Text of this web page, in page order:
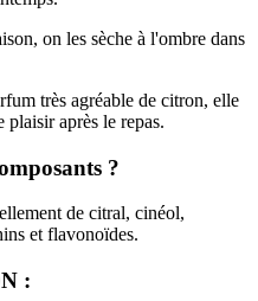
on les sèche à l'ombre dans
très agréable de citron, elle
plaisir après le repas.
?
de citral, cinéol,
et flavonoïdes.
: